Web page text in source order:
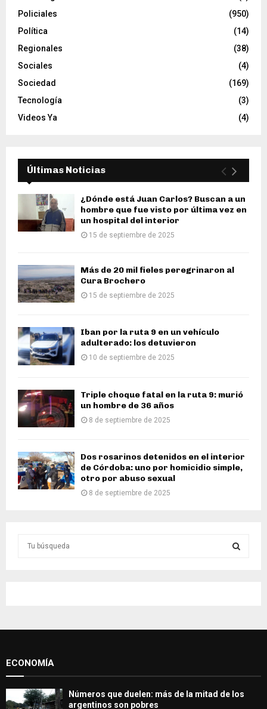
Policiales
(950)
Política
(14)
Regionales
(38)
Sociales
(4)
Sociedad
(169)
Tecnología
(3)
Videos Ya
(4)
Últimas Noticias
¿Dónde está Juan Carlos? Buscan a un
hombre que fue visto por última vez en
un hospital del interior
15 de septiembre de 2025
Más de 20 mil fieles peregrinaron al
Cura Brochero
15 de septiembre de 2025
Iban por la ruta 9 en un vehículo
adulterado: los detuvieron
10 de septiembre de 2025
Triple choque fatal en la ruta 9: murió
un hombre de 36 años
8 de septiembre de 2025
Dos rosarinos detenidos en el interior
de Córdoba: uno por homicidio simple,
otro por abuso sexual
8 de septiembre de 2025
o
H
ECONOMÍA
Números que duelen: más de la mitad de los
argentinos son pobres